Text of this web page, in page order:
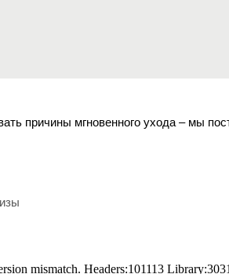
причины мгновенного ухода – мы
mismatch. Headers:101113